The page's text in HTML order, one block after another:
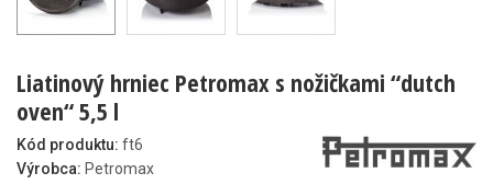
Liatinový hrniec Petromax s nožičkami “dutch
oven“ 5,5 l
Kód produktu: ft6
Výrobca: Petromax